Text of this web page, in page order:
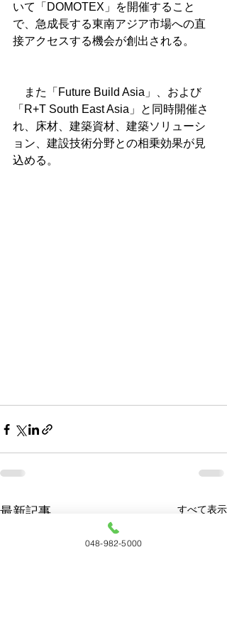
いて「DOMOTEX」を開催すること
で、急成長する東南アジア市場への直
接アクセスする機会が創出される。
また「Future Build Asia」、および
「R+T South East Asia」と同時開催さ
れ、床材、建築資材、建築ソリューシ
ョン、建設技術分野との相乗効果が見
込める。
最新記事 すべて表示
048-982-5000